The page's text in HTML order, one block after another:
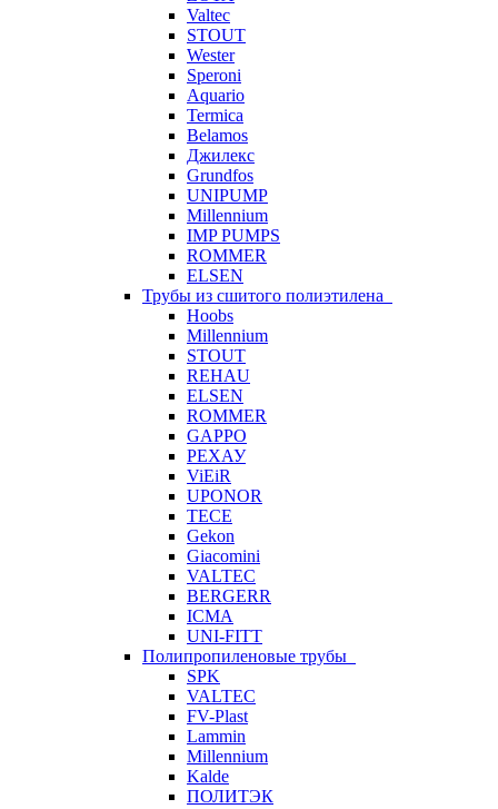
Valtec
STOUT
Wester
Speroni
Aquario
Termica
Belamos
Джилекс
Grundfos
UNIPUMP
Millennium
IMP PUMPS
ROMMER
ELSEN
Трубы из сшитого полиэтилена
Hoobs
Millennium
STOUT
REHAU
ELSEN
ROMMER
GAPPO
РЕХАУ
ViEiR
UPONOR
TECE
Gekon
Giacomini
VALTEC
BERGERR
ICMA
UNI-FITT
Полипропиленовые трубы
SPK
VALTEC
FV-Plast
Lammin
Millennium
Kalde
ПОЛИТЭК